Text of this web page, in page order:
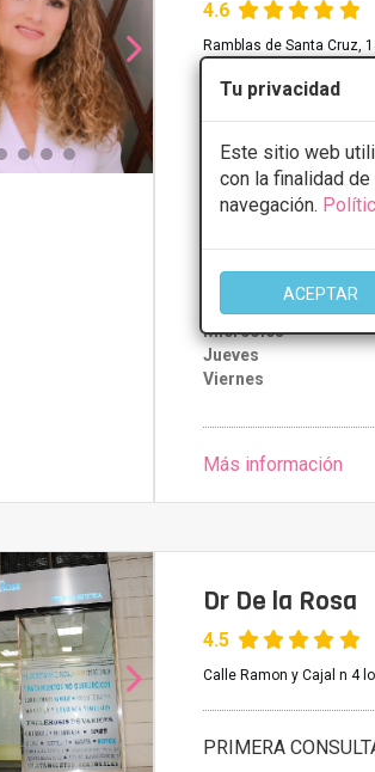
Tu privacidad
Este sitio web
con la finalidad
navegación.
ACEPTAR
4.6
Ramblas de Santa Cruz,
FINANCIACIÓN A
Rinomodelación
CONSULTAR/
Martes
Miércoles
Jueves
Viernes
Más información
Dr De la Rosa
4.5
Calle Ramon y Cajal n 4
PRIMERA